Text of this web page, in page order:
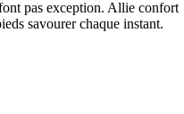
pas exception. Allie confort
savourer chaque instant.